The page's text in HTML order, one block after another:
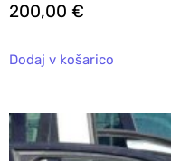
200,00 €
Dodaj v košarico